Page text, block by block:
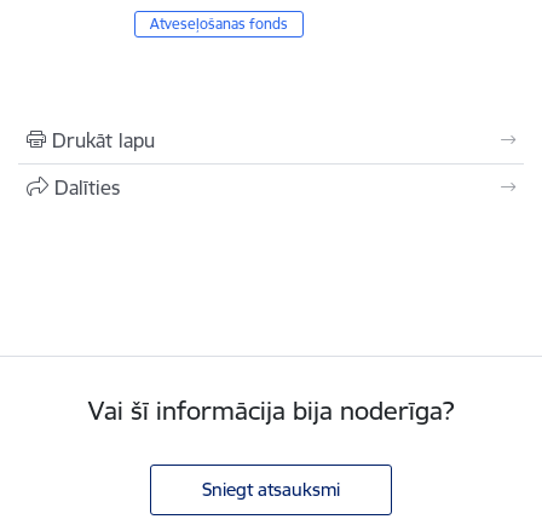
Atveseļošanas fonds
Drukāt lapu
Dalīties
Vai šī informācija bija noderīga?
Sniegt atsauksmi